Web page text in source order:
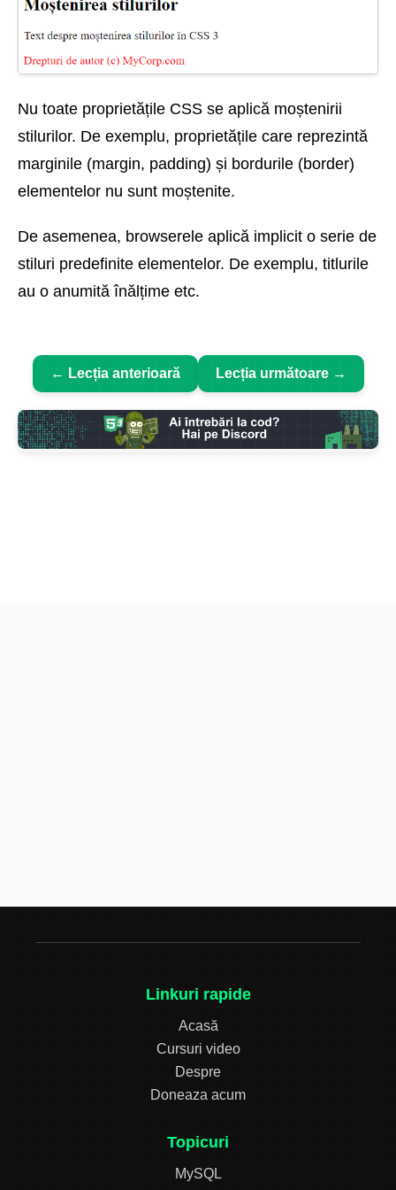
Nu toate proprietățile CSS se aplică moștenirii
stilurilor. De exemplu, proprietățile care reprezintă
marginile (margin, padding) și bordurile (border)
elementelor nu sunt moștenite.
De asemenea, browserele aplică implicit o serie de
stiluri predefinite elementelor. De exemplu, titlurile
au o anumită înălțime etc.
← Lecția anterioară Lecția următoare →
Linkuri rapide
Acasă
Cursuri video
Despre
Doneaza acum
Topicuri
MySQL